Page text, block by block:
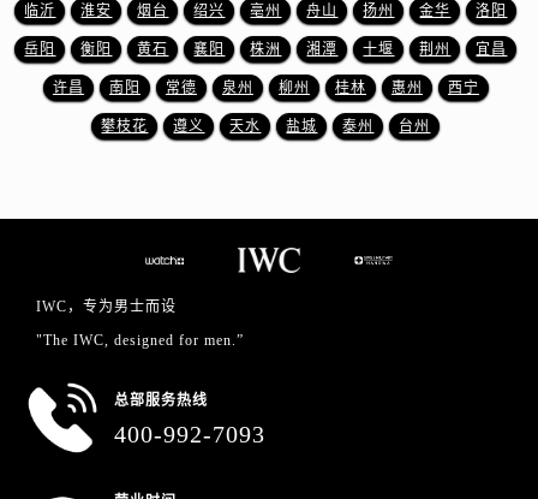
浙江省杭州市上城区钱江路1366号华润大厦A座5层503-5室万国售后服务中心（需提前预约）
浙江省湖州市吴兴区劳动路万国售后服务中心（需提前预约）
浙江省嘉兴市南湖区广益路705号嘉兴世界贸易中心A座13层1304室万国售后服务中心（需提前预约）
临沂 淮安 烟台 绍兴 亳州 舟山 扬州 金华 洛阳
岳阳 衡阳 黄石 襄阳 株洲 湘潭 十堰 荆州 宜昌
许昌 南阳 常德 泉州 柳州 桂林 惠州 西宁
攀枝花 遵义 天水 盐城 泰州 台州
IWC，专为男士而设
"The IWC, designed for men.”
总部服务热线
400-992-7093